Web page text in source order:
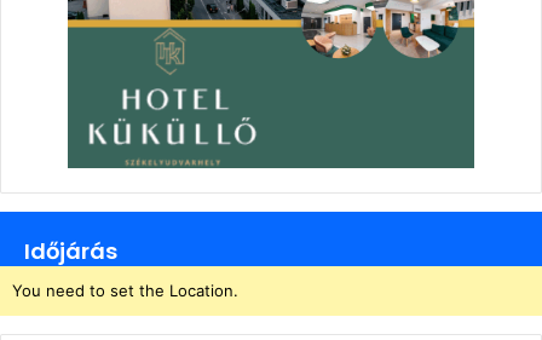
Időjárás
You need to set the Location.